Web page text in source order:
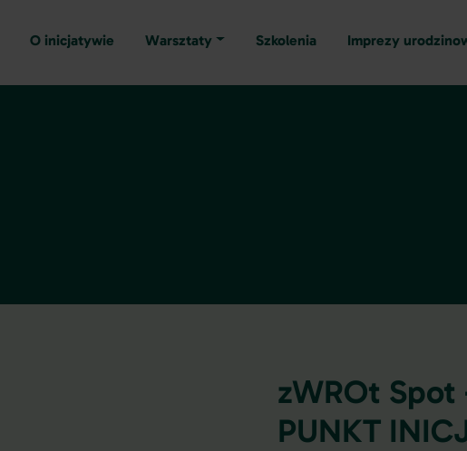
O inicjatywie Warsztaty Szkolenia Imprezy
zWROt
PUNKT